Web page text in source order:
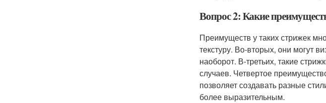
Вопрос 2: Какие
Преимуществ у таких стрижек
текстуру. Во-вторых, они могут
наоборот. В-третьих, такие
случаев. Четвертое
позволяет создавать разные
более выразительным.